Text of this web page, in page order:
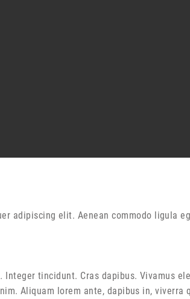
adipiscing elit. Aenean commodo ligula
tincidunt. Cras dapibus. Vivamus
Aliquam lorem ante, dapibus in,